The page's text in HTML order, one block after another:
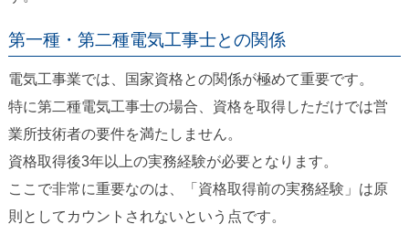
第一種・第二種電気工事士との関係
電気工事業では、国家資格との関係が極めて重要です。
特に第二種電気工事士の場合、資格を取得しただけでは営
業所技術者の要件を満たしません。
資格取得後3年以上の実務経験が必要となります。
ここで非常に重要なのは、「資格取得前の実務経験」は原
則としてカウントされないという点です。